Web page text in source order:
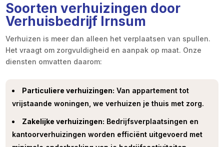
Soorten verhuizingen door
Verhuisbedrijf Irnsum
Verhuizen is meer dan alleen het verplaatsen van spullen.
Het vraagt om zorgvuldigheid en aanpak op maat. Onze
diensten omvatten daarom:
Particuliere verhuizingen: Van appartement tot
vrijstaande woningen, we verhuizen je thuis met zorg.
Zakelijke verhuizingen: Bedrijfsverplaatsingen en
kantoorverhuizingen worden efficiënt uitgevoerd met